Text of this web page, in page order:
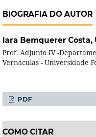
BIOGRAFIA DO AUTOR
Iara Bemquerer Costa,
Prof. Adjunto IV -
Vernáculas - Universidade
PDF
COMO CITAR